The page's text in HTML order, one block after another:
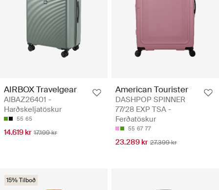
AIRBOX Travelgear
AIBAZ26401 -
Harðskeljatöskur
55 65
14.619 kr 17.199 kr
American Tourister
DASHPOP SPINNER
77/28 EXP TSA -
Ferðatöskur
55 67 77
23.289 kr 27.399 kr
15% Tilboð